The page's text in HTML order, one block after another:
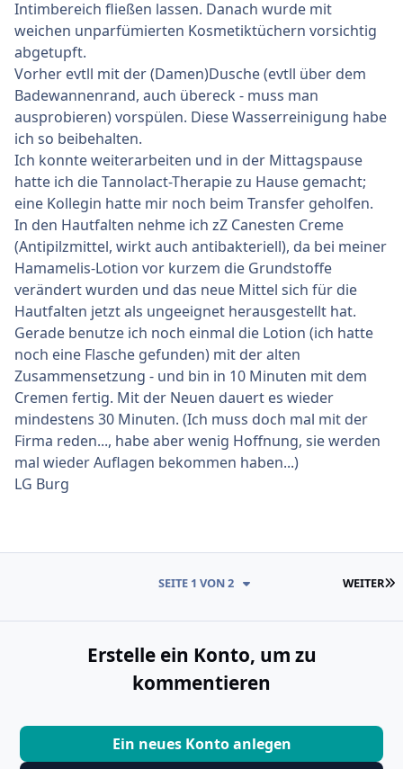
Intimbereich fließen lassen. Danach wurde mit
weichen unparfümierten Kosmetiktüchern vorsichtig
abgetupft.
Vorher evtll mit der (Damen)Dusche (evtll über dem
Badewannenrand, auch übereck - muss man
ausprobieren) vorspülen. Diese Wasserreinigung habe
ich so beibehalten.
Ich konnte weiterarbeiten und in der Mittagspause
hatte ich die Tannolact-Therapie zu Hause gemacht;
eine Kollegin hatte mir noch beim Transfer geholfen.
In den Hautfalten nehme ich zZ Canesten Creme
(Antipilzmittel, wirkt auch antibakteriell), da bei meiner
Hamamelis-Lotion vor kurzem die Grundstoffe
verändert wurden und das neue Mittel sich für die
Hautfalten jetzt als ungeeignet herausgestellt hat.
Gerade benutze ich noch einmal die Lotion (ich hatte
noch eine Flasche gefunden) mit der alten
Zusammensetzung - und bin in 10 Minuten mit dem
Cremen fertig. Mit der Neuen dauert es wieder
mindestens 30 Minuten. (Ich muss doch mal mit der
Firma reden..., habe aber wenig Hoffnung, sie werden
mal wieder Auflagen bekommen haben...)
LG Burg
WEITER
SEITE 1 VON 2
Erstelle ein Konto, um zu
kommentieren
Ein neues Konto anlegen